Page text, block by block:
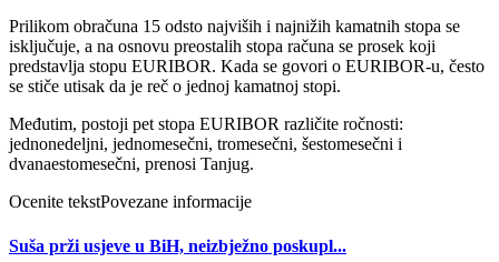
Prilikom obračuna 15 odsto najviših i najnižih kamatnih stopa se
isključuje, a na osnovu preostalih stopa računa se prosek koji
predstavlja stopu EURIBOR. Kada se govori o EURIBOR-u, često
se stiče utisak da je reč o jednoj kamatnoj stopi.
Međutim, postoji pet stopa EURIBOR različite ročnosti:
jednonedeljni, jednomesečni, tromesečni, šestomesečni i
dvanaestomesečni, prenosi Tanjug.
Ocenite tekstPovezane informacije
Suša prži usjeve u BiH, neizbježno poskupl...